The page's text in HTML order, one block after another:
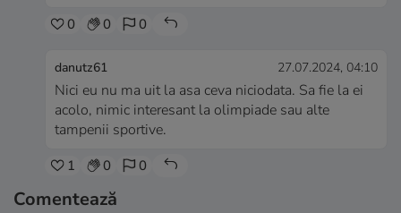
0 0 0
danutz61 27.07.2024, 04:10
Nici eu nu ma uit la asa ceva niciodata. Sa fie la ei
acolo, nimic interesant la olimpiade sau alte
tampenii sportive.
1 0 0
Comentează